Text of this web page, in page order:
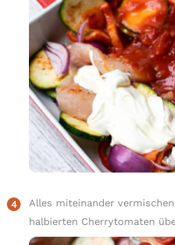
Alles miteinander
halbierten Cherrytomaten